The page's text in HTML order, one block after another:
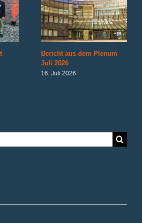
Bericht aus dem Plenum
Juli 2026
16. Juli 2026